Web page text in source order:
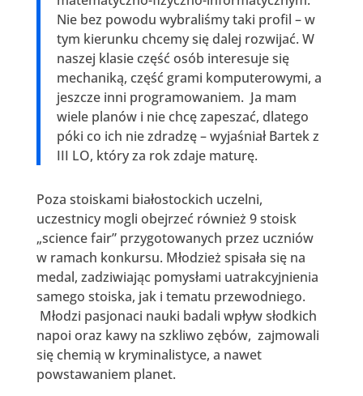
Nie bez powodu wybraliśmy taki profil – w
tym kierunku chcemy się dalej rozwijać. W
naszej klasie część osób interesuje się
mechaniką, część grami komputerowymi, a
jeszcze inni programowaniem. Ja mam
wiele planów i nie chcę zapeszać, dlatego
póki co ich nie zdradzę – wyjaśniał Bartek z
III LO, który za rok zdaje maturę.
Poza stoiskami białostockich uczelni,
uczestnicy mogli obejrzeć również 9 stoisk
„science fair” przygotowanych przez uczniów
w ramach konkursu. Młodzież spisała się na
medal, zadziwiając pomysłami uatrakcyjnienia
samego stoiska, jak i tematu przewodniego.
Młodzi pasjonaci nauki badali wpływ słodkich
napoi oraz kawy na szkliwo zębów, zajmowali
się chemią w kryminalistyce, a nawet
powstawaniem planet.